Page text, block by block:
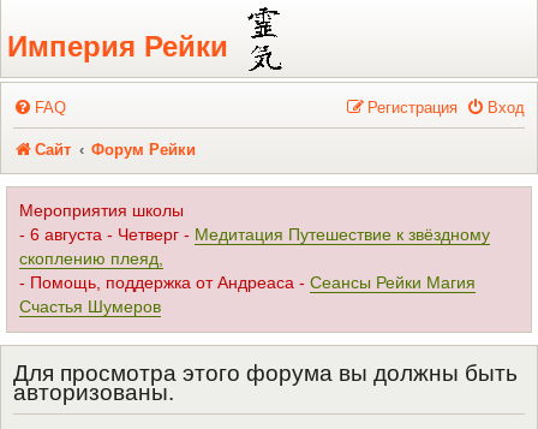
Регистрация
Империя Рейки
FAQ Вход
Регистрация
Сайт Форум Рейки
Мероприятия школы
- 6 августа - Четверг - Медитация Путешествие к звёздному
скоплению плеяд,
- Помощь, поддержка от Андреаса - Сеансы Рейки Магия
Счастья Шумеров
Для просмотра этого форума вы должны быть
авторизованы.